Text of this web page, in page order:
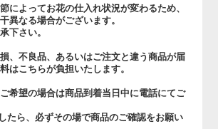
によってお花の仕入れ状況が変わるため、
異なる場合がございます。
下さい。
、不良品、あるいはご注文と違う商品が届
はこちらが負担いたします。
希望の場合は商品到着当日中に電話にてご
ら、必ずその場で商品のご確認をお願い